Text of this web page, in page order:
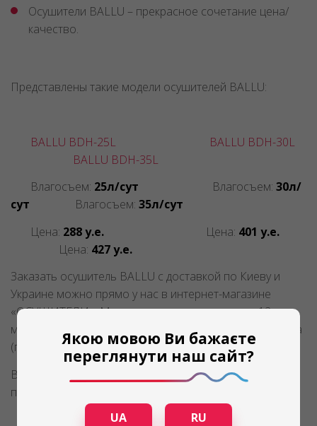
Осушители BALLU – прекрасное сочетание цена/
качество.
Представлены такие модели осушителей BALLU:
BALLU BDH-25L
BALLU BDH-30L
BALLU BDH-35L
Влагосъем: 25л/сут Влагосъем: 30л/
сут Влагосъем: 35л/сут
Цена: 288 у.е. Цена: 401 у.е.
Цена: 427 у.е.
Заказать осушитель BALLU с доставкой по Киеву и
Украине можно прямо у нас в интернет-магазине
«ОСУШИТЕЛИ». Мы предоставляем гарантию 12
месяцев от производителя и собственную от магазина
(группы компаний «Амикс»).
Весь ассортимент осушителей BALLU можно
посмотреть
Якою мовою Ви бажаєте
переглянути наш сайт?
UA RU